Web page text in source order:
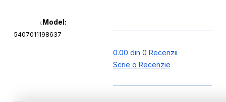
Model:
5407011198637
0.00 din 0 Recenzii
Scrie o Recenzie